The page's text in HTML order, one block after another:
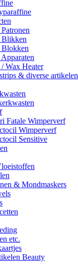
Blikken
Blokken
Wax Heater
& diverse artikelen
Fatale Wimperverf
Wimperverf
Sensitive
& Mondmaskers
etc.
Beauty